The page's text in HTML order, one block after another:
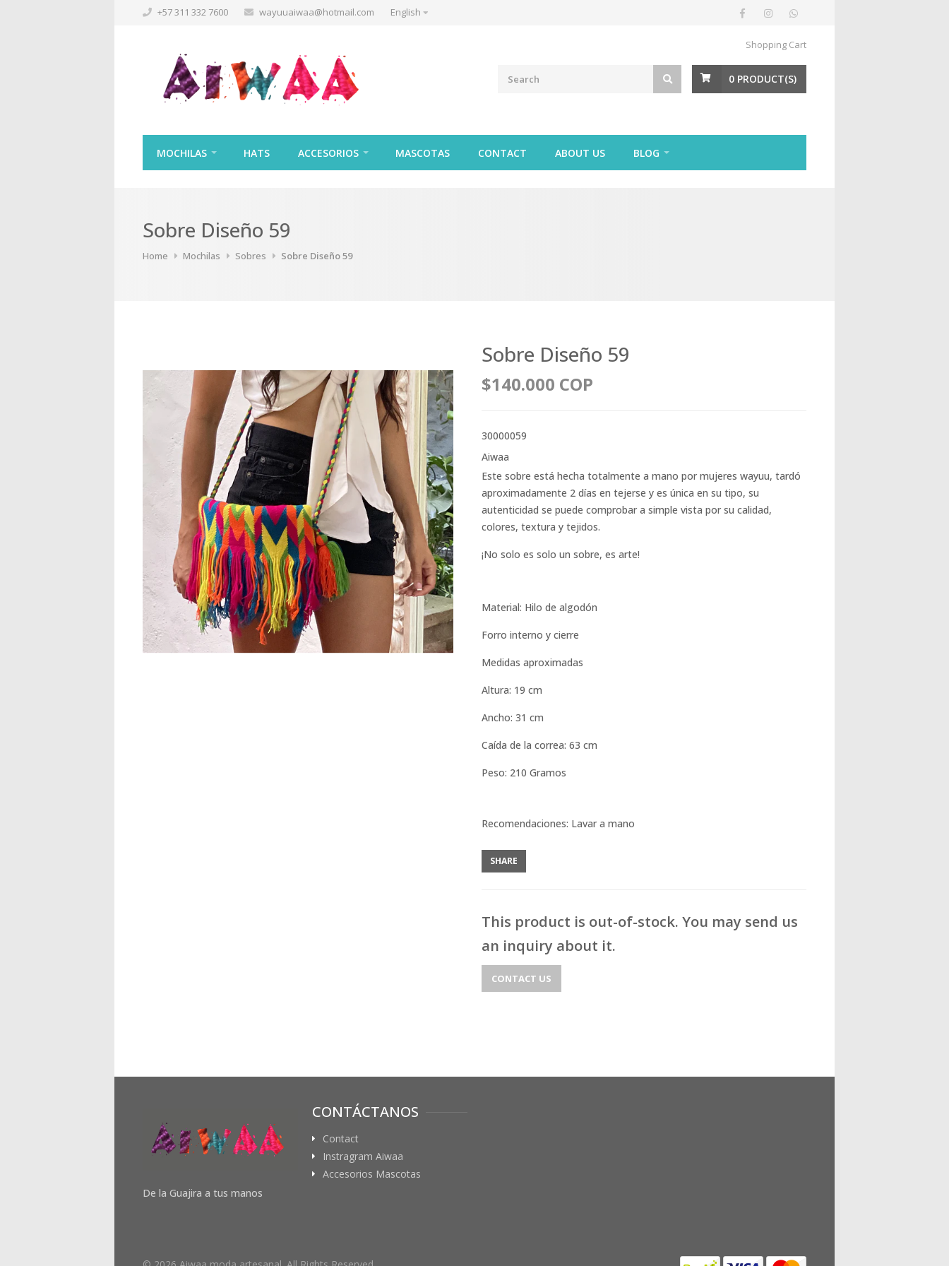
+57 311 332 7600 wayuuaiwaa@hotmail.com English
Shopping Cart
0 PRODUCT(S)
MOCHILAS HATS ACCESORIOS MASCOTAS CONTACT ABOUT US BLOG
Sobre Diseño 59
Home Mochilas Sobres Sobre Diseño 59
Sobre Diseño 59
$140.000 COP
30000059
Aiwaa
Este sobre está hecha totalmente a mano por mujeres wayuu, tardó
aproximadamente 2 días en tejerse y es única en su tipo, su
autenticidad se puede comprobar a simple vista por su calidad,
colores, textura y tejidos.
¡No solo es solo un sobre, es arte!
Material: Hilo de algodón
Forro interno y cierre
Medidas aproximadas
Altura: 19 cm
Ancho: 31 cm
Caída de la correa: 63 cm
Peso: 210 Gramos
Recomendaciones: Lavar a mano
SHARE
This product is out-of-stock. You may send us
an inquiry about it.
CONTACT US
De la Guajira a tus manos
CONTÁCTANOS
Contact
Instragram Aiwaa
Accesorios Mascotas